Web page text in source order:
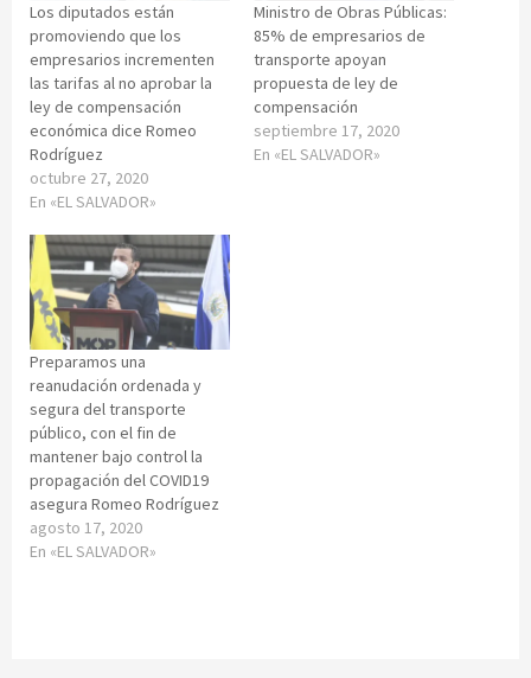
Los diputados están
promoviendo que los
empresarios incrementen
las tarifas al no aprobar la
ley de compensación
económica dice Romeo
Rodríguez
octubre 27, 2020
En «EL SALVADOR»
Ministro de Obras Públicas:
85% de empresarios de
transporte apoyan
propuesta de ley de
compensación
septiembre 17, 2020
En «EL SALVADOR»
Preparamos una
reanudación ordenada y
segura del transporte
público, con el fin de
mantener bajo control la
propagación del COVID19
asegura Romeo Rodríguez
agosto 17, 2020
En «EL SALVADOR»